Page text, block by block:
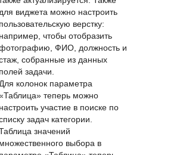
переключении между задачами
виджета автоматически
меняются. Если поля, на
которые ссылается виджет,
обновляются, его содержимое
также актуализируется. Также
для виджета можно настроить
верстку:
например, чтобы отобразить
фотографию, ФИО, должность и
стаж, собранные из данных
полей задачи.
Для колонок параметра